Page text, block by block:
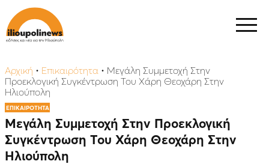
Αρχική • Επικαιρότητα • Μεγάλη Συμμετοχή Στην
Προεκλογική Συγκέντρωση Του Χάρη Θεοχάρη Στην
Ηλιούπολη
ΕΠΙΚΑΙΡΟΤΗΤΑ
Μεγάλη Συμμετοχή Στην Προεκλογική
Συγκέντρωση Του Χάρη Θεοχάρη Στην
Ηλιούπολη